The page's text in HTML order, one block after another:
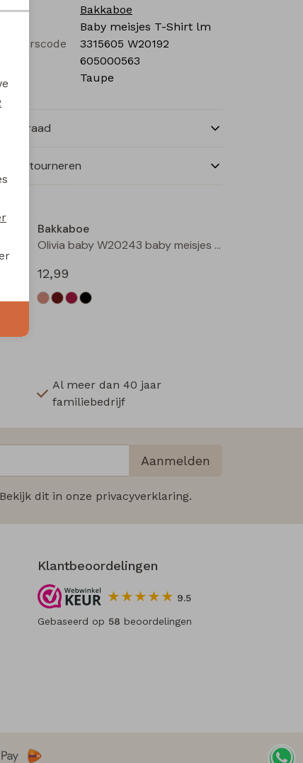
Bakkaboe
Baby meisjes T-Shirt lm
3315605 W20192
605000563
Taupe
en retourneren
Bakkaboe
Olivia baby W20243 baby meisjes T-shirt lm Wijnrood
12,99
Al meer dan 40 jaar
familiebedrijf
Aanmelden
dit in onze privacyverklaring.
Klantbeoordelingen
9.5
Gebaseerd op 58 beoordelingen